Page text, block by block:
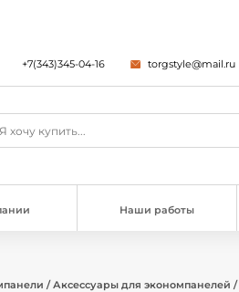
+7(343)345-04-16 torgstyle@mail.ru
Наши работы
/Аксессуары для экономпанелей /